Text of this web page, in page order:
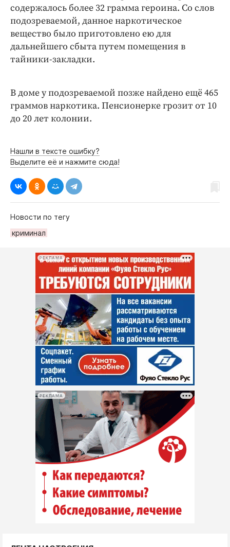
содержалось более 32 грамма героина. Со слов
подозреваемой, данное наркотическое
вещество было приготовлено ею для
дальнейшего сбыта путем помещения в
тайники-закладки.
В доме у подозреваемой позже найдено ещё 465
граммов наркотика. Пенсионерке грозит от 10
до 20 лет колонии.
Нашли в тексте ошибку?
Выделите её и нажмите сюда!
Новости по тегу
криминал
РЕКЛАМА
РЕКЛАМА